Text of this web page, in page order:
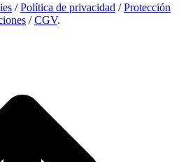
/Política de privacidad /Protección
/CGV.